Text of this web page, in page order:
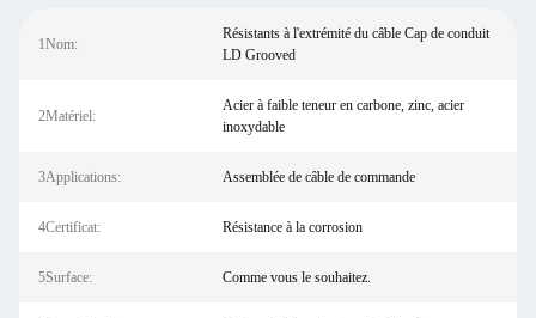
1Nom:
Résistants à l'extrémité du câble Cap de conduit
LD Grooved
2Matériel:
Acier à faible teneur en carbone, zinc, acier
inoxydable
3Applications: Assemblée de câble de commande
4Certificat: Résistance à la corrosion
5Surface: Comme vous le souhaitez.